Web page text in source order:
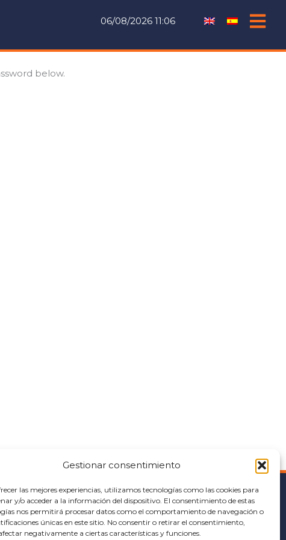
Gestionar consentimiento
las mejores experiencias, utilizamos tecnologías como las cookies para
y/o acceder a la información del dispositivo. El consentimiento de estas
nos permitirá procesar datos como el comportamiento de navegación o
únicas en este sitio. No consentir o retirar el consentimiento,
negativamente a ciertas características y funciones.
06/08/2026 11:06
below.
HELP
Cookies policy